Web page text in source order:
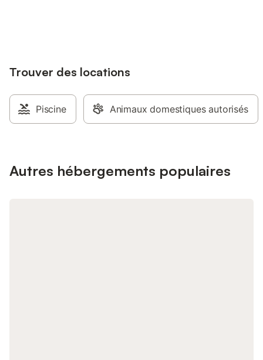
Trouver des locations
Piscine Animaux domestiques autorisés
Autres hébergements populaires